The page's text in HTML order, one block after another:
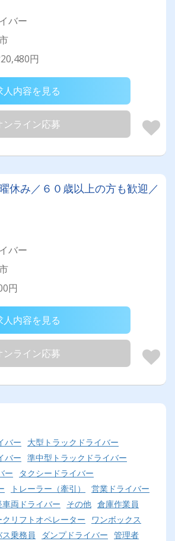
バー
円
人内容を見る
ンライン応募
休み／６０歳以上の方も歓迎／
バー
円
人内容を見る
ンライン応募
バー
大型トラックドライバー
バー 準中型トラックドライバー
ー
タクシードライバー
トレーラー（牽引）
営業ドライバー
車両ドライバー その他 倉庫作業員
クリフトオペレーター
ワンボックス
ス乗務員 ダンプドライバー 管理者